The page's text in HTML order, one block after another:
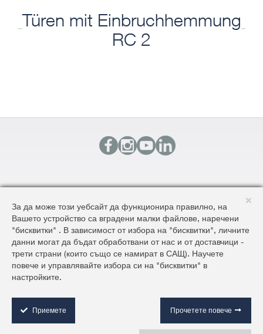
Türen mit Einbruchhemmung
RC 2
КАРТА НА САЙТА
ОБЩИ УСЛОВИЯ ЗА ДОСТАВКА И ПРОДАЖБА
ОБЩИ УСЛОВИЯ НА САЙТА И ЗАЩИТА НА ЛИЧНИТЕ ДАННИ
©2026 AluKönigStahl
o
o
k
За да може този уебсайт да функционира правилно, на
Вашето устройство са вградени малки файлове, наречени
"бисквитки" . В зависимост от избора на "бисквитки", личните
данни могат да бъдат обработвани от нас и от доставчици -
трети страни (които също се намират в САЩ). Научете
повече и управлявайте избора си на "бисквитки" в
настройките.
Приемете Прочетете повече